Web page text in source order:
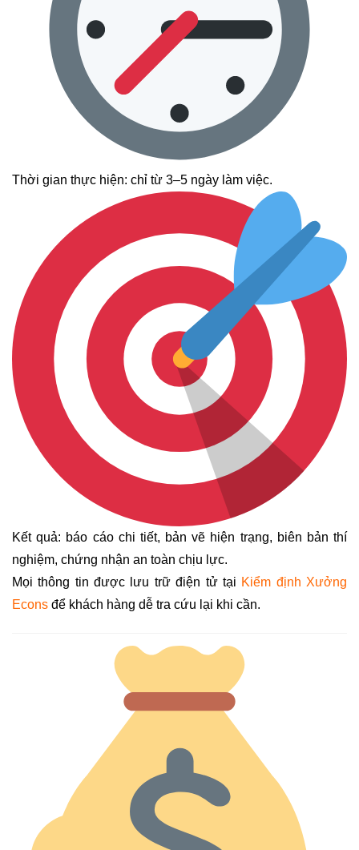
Thời gian thực hiện: chỉ từ 3–5 ngày làm việc.
Kết quả: báo cáo chi tiết, bản vẽ hiện trạng, biên bản thí
nghiệm, chứng nhận an toàn chịu lực.
Mọi thông tin được lưu trữ điện tử tại Kiểm định Xưởng
Econs để khách hàng dễ tra cứu lại khi cần.